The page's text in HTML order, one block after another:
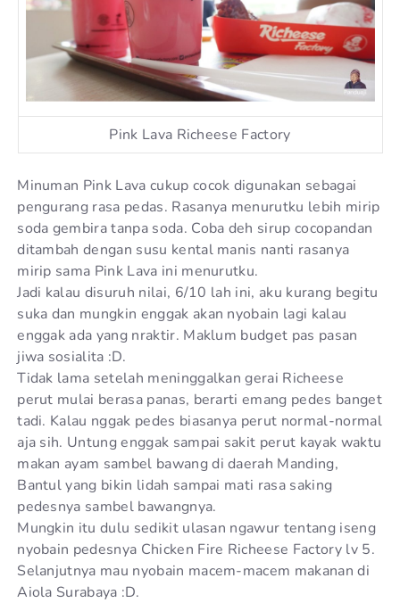
Pink Lava Richeese Factory
Minuman Pink Lava cukup cocok digunakan sebagai
pengurang rasa pedas. Rasanya menurutku lebih mirip
soda gembira tanpa soda. Coba deh sirup cocopandan
ditambah dengan susu kental manis nanti rasanya
mirip sama Pink Lava ini menurutku.
Jadi kalau disuruh nilai, 6/10 lah ini, aku kurang begitu
suka dan mungkin enggak akan nyobain lagi kalau
enggak ada yang nraktir. Maklum budget pas pasan
jiwa sosialita :D.
Tidak lama setelah meninggalkan gerai Richeese
perut mulai berasa panas, berarti emang pedes banget
tadi. Kalau nggak pedes biasanya perut normal-normal
aja sih. Untung enggak sampai sakit perut kayak waktu
makan ayam sambel bawang di daerah Manding,
Bantul yang bikin lidah sampai mati rasa saking
pedesnya sambel bawangnya.
Mungkin itu dulu sedikit ulasan ngawur tentang iseng
nyobain pedesnya Chicken Fire Richeese Factory lv 5.
Selanjutnya mau nyobain macem-macem makanan di
Aiola Surabaya :D.